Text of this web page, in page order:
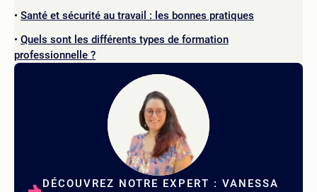
Santé et sécurité au travail : les bonnes pratiques
Quels sont les différents types de formation
professionnelle ?
DÉCOUVREZ NOTRE EXPERT : VANESSA